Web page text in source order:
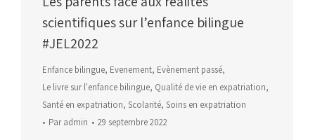
scientifiques sur l’enfance bilingue
#JEL2022
Enfance bilingue, Evenement, Evènement passé,
Le livre sur l'enfance bilingue, Qualité de vie en expatriation,
Santé en expatriation, Scolarité, Soins en expatriation
Paradmin 29 septembre 2022